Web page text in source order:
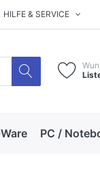
HILFE & SERVICE
PC /